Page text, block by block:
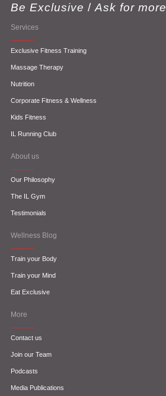
Be Exclusive / Ask for more
Services
Exclusive Fitness Training
Massage Therapy
Nutrition
Corporate Fitness & Wellness
Kids Fitness
IL Running Club
About us
Our Philosophy
The IL Gym
Testimonials
Wellness Blog
Train your Body
Train your Mind
Eat Exclusive
More
Contact us
Join our Team
Podcasts
Media Publications